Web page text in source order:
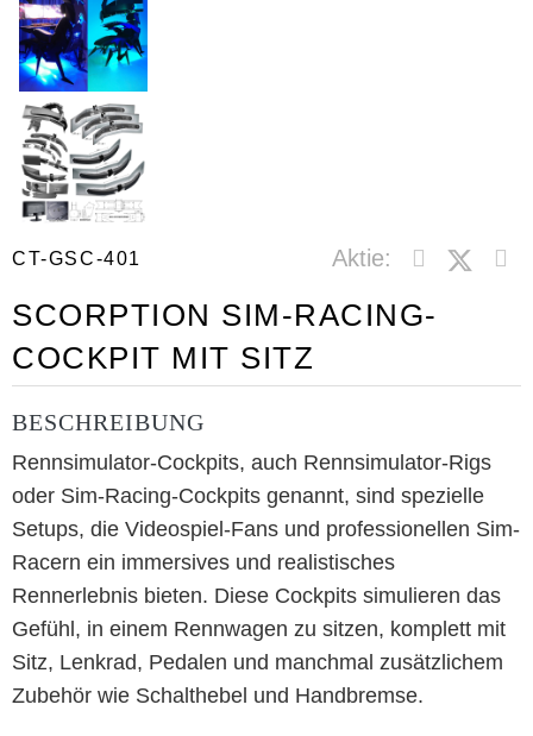
CT-GSC-401 Aktie:
SCORPTION SIM-RACING-
COCKPIT MIT SITZ
BESCHREIBUNG
Rennsimulator-Cockpits, auch Rennsimulator-Rigs
oder Sim-Racing-Cockpits genannt, sind spezielle
Setups, die Videospiel-Fans und professionellen Sim-
Racern ein immersives und realistisches
Rennerlebnis bieten. Diese Cockpits simulieren das
Gefühl, in einem Rennwagen zu sitzen, komplett mit
Sitz, Lenkrad, Pedalen und manchmal zusätzlichem
Zubehör wie Schalthebel und Handbremse.